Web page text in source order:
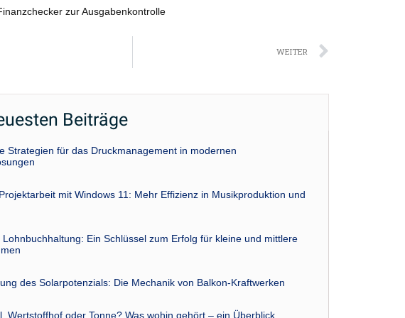
zur Ausgabenkontrolle
WEITER
Beiträge
Strategien für das Druckmanagement in modernen
mit Windows 11: Mehr Effizienz in Musikproduktion und
Lohnbuchhaltung: Ein Schlüssel zum Erfolg für kleine und mittlere
des Solarpotenzials: Die Mechanik von Balkon-Kraftwerken
Wertstoffhof oder Tonne? Was wohin gehört – ein Überblick